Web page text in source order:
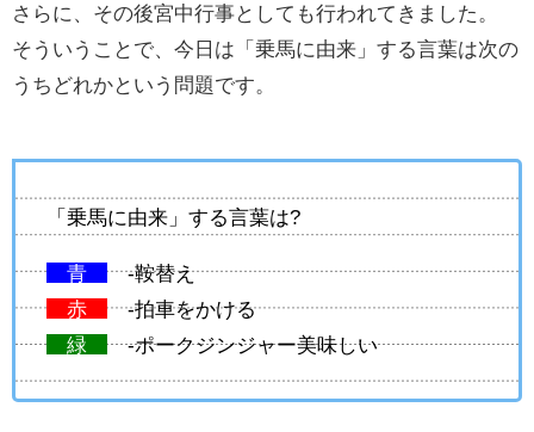
さらに、その後宮中行事としても行われてきました。
そういうことで、今日は「乗馬に由来」する言葉は次の
うちどれかという問題です。
「乗馬に由来」する言葉は?
青
-鞍替え
赤
-拍車をかける
緑
-ポークジンジャー美味しい